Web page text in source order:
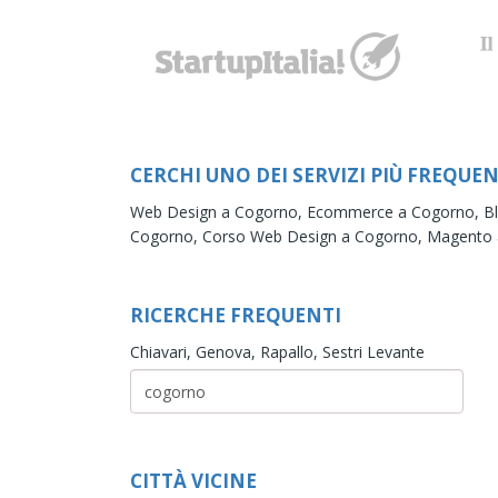
CERCHI UNO DEI SERVIZI PIÙ
Web Design a Cogorno, Ecommerce a Cogorno,
Cogorno, Corso Web Design a Cogorno,
RICERCHE FREQUENTI
Chiavari, Genova, Rapallo, Sestri Levante
CITTÀ VICINE